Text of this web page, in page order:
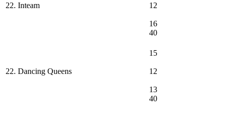
22. Inteam 12
16
40
22. Dancing Queens
15
12
13
40